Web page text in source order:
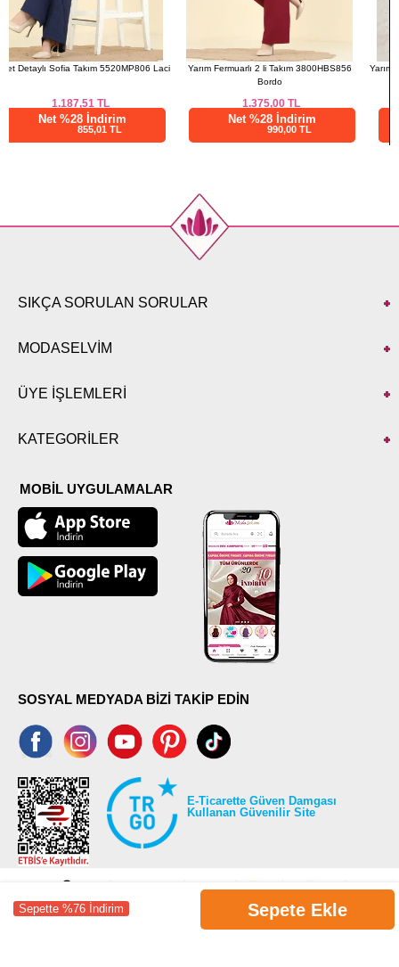
38
40
104
42
104
104
48
104
Sepette %76 İndirim Sepete Ekle
Yarım Fermuarlı 2 li Takım 3800HBS856
1.375,00
Net %28 İndirim
990,00 TL
Yarım Çıtçıtlı Kot Takım 4096ORG1169 Açık
4.875,04
Net %76 İndirim
1170,01 TL
SIKÇA SORULAN SORULAR
MODASELVİM
ÜYE İŞLEMLERİ
KATEGORİLER
MOBİL UYGULAMALAR
SOSYAL MEDYADA BİZİ TAKİP EDİN
E-Ticarette Güven Damgası
Kullanan Güvenilir Site
©2026 Tüm modaselvim.com hakları saklıdır.